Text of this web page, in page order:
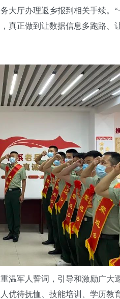
大厅办理返乡报到相关手续。
真正做到让数据信息多跑路、
军人誓词，引导和激励广大
待抚恤、技能培训、学历教